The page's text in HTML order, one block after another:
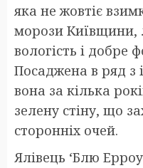
яка не жовтіє
морози Київщини,
вологість і добре
Посаджена в ряд з
вона за кілька
зелену стіну, що
сторонніх очей.
Ялівець ‘Блю